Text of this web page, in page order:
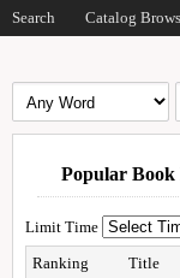
Search Catalog
Popular
Limit Time
Ranking
Title